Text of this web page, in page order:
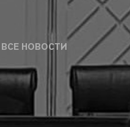
ВСЕ НОВОСТИ